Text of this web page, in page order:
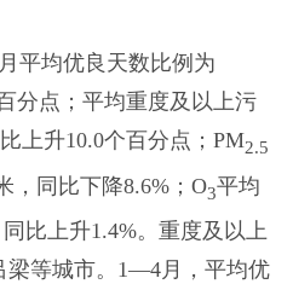
均优良天数比例为
分点；平均重度及以上污
上升10.0个百分点；PM2.5
，同比下降8.6%；O3平均
比上升1.4%。重度及以上
梁等城市。1—4月，平均优